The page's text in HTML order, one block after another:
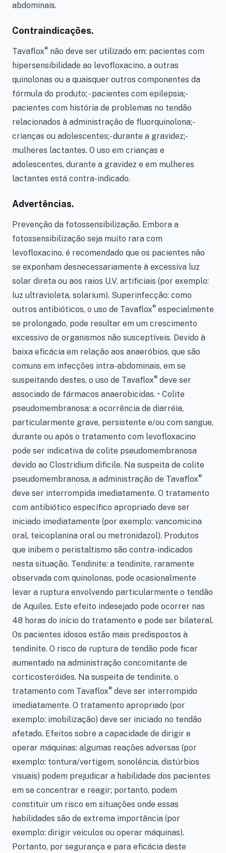
abdominais.
Contraindicações.
Tavaflox® não deve ser utilizado em: pacientes com
hipersensibilidade ao levofloxacino, a outras
quinolonas ou a quaisquer outros componentes da
fórmula do produto; - pacientes com epilepsia;-
pacientes com história de problemas no tendão
relacionados à administração de fluorquinolona;-
crianças ou adolescentes;- durante a gravidez;-
mulheres lactantes. O uso em crianças e
adolescentes, durante a gravidez e em mulheres
lactantes está contra-indicado.
Advertências.
Prevenção da fotossensibilização. Embora a
fotossensibilização seja muito rara com
levofloxacino, é recomendado que os pacientes não
se exponham desnecessariamente à excessiva luz
solar direta ou aos raios U.V. artificiais (por exemplo:
luz ultravioleta, solarium). Superinfecção: como
outros antibióticos, o uso de Tavaflox® especialmente
se prolongado, pode resultar em um crescimento
excessivo de organismos não susceptíveis. Devido à
baixa eficácia em relação aos anaeróbios, que são
comuns em infecções intra-abdominais, em se
suspeitando destes, o uso de Tavaflox® deve ser
associado de fármacos anaerobicidas. • Colite
pseudomembranosa: a ocorrência de diarréia,
particularmente grave, persistente e/ou com sangue,
durante ou após o tratamento com levofloxacino
pode ser indicativa de colite pseudomembranosa
devido ao Clostridium dificile. Na suspeita de colite
pseudomembranosa, a administração de Tavaflox®
deve ser interrompida imediatamente. O tratamento
com antibiótico específico apropriado deve ser
iniciado imediatamente (por exemplo: vancomicina
oral, teicoplanina oral ou metronidazol). Produtos
que inibem o peristaltismo são contra-indicados
nesta situação. Tendinite: a tendinite, raramente
observada com quinolonas, pode ocasionalmente
levar a ruptura envolvendo particularmente o tendão
de Aquiles. Este efeito indesejado pode ocorrer nas
48 horas do início do tratamento e pode ser bilateral.
Os pacientes idosos estão mais predispostos à
tendinite. O risco de ruptura de tendão pode ficar
aumentado na administração concomitante de
corticosteróides. Na suspeita de tendinite, o
tratamento com Tavaflox® deve ser interrompido
imediatamente. O tratamento apropriado (por
exemplo: imobilização) deve ser iniciado no tendão
afetado. Efeitos sobre a capacidade de dirigir e
operar máquinas: algumas reações adversas (por
exemplo: tontura/vertigem, sonolência, distúrbios
visuais) podem prejudicar a habilidade dos pacientes
em se concentrar e reagir; portanto, podem
constituir um risco em situações onde essas
habilidades são de extrema importância (por
exemplo: dirigir veículos ou operar máquinas).
Portanto, por segurança e para eficácia deste